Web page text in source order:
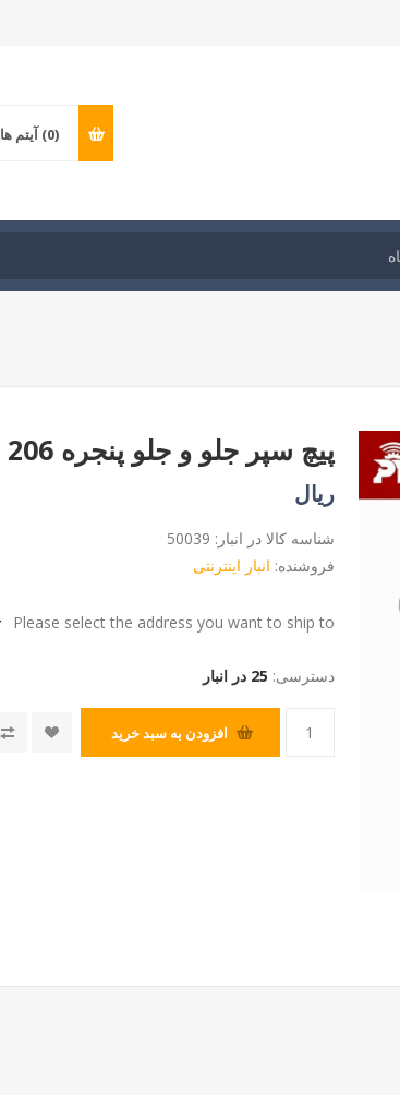
(0) آیتم ها
پیچ سپر جلو و جلو پنجره 206
ریال
شناسه کالا در انبار: 50039
فروشنده: انبار اینترنتی
Please select the address you want to ship to
دسترسی: 25 در انبار
افزودن به سبد خرید